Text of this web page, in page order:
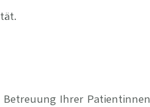
Betreuung Ihrer Patientinnen